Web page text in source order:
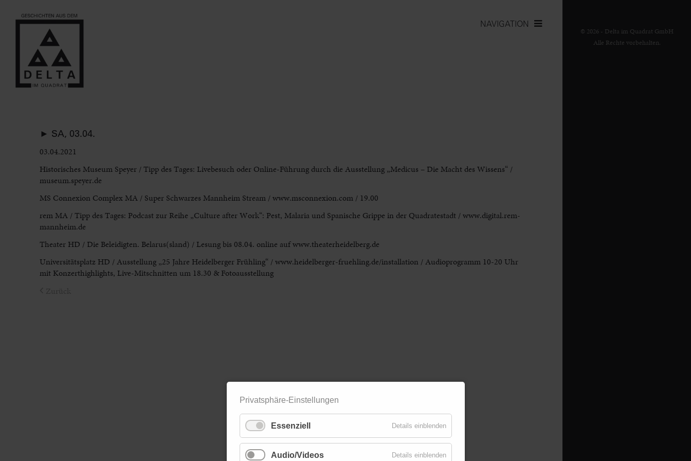
NAVIGATION
► SA, 03.04.
03.04.2021
Historisches Museum Speyer/ Tipp des Tages: Livebesuch oder Online-Führung durch die Ausstellung „Medicus – Die Macht des Wissens“ /
museum.speyer.de
MS Connexion ComplexMA / Super Schwarzes Mannheim Stream / www.msconnexion.com / 19.00
rem MA / Tipp des Tages: Podcast zur Reihe „Culture after Work“: Pest, Malaria und Spanische Grippe in der Quadratestadt / www.digital.rem-
mannheim.de
Theater HD / Die Beleidigten. Belarus(sland) / Lesung bis 08.04. online auf www.theaterheidelberg.de
Universitätsplatz HD / Ausstellung „25 Jahre Heidelberger Frühling“ / www.heidelberger-fruehling.de/installation / Audioprogramm 10-20 Uhr
mit Konzerthighlights, Live-Mitschnitten um 18.30 & Fotoausstellung
© 2026 - Delta im Quadrat GmbH
Alle Rechte vorbehalten.
Privatsphäre-Einstellungen
Essenziell Details einblenden
Audio/Videos Details einblenden